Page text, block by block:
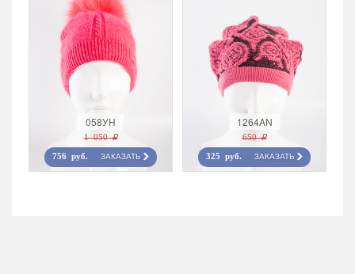
058УН
1 050 r
756 руб. ЗАКАЗАТЬ
1264AN
650 r
325 руб. ЗАКАЗАТЬ